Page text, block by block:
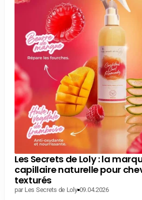
Les Secrets de Loly : la
capillaire naturelle pour
texturés
par Les Secrets de Loly 09.04.2026